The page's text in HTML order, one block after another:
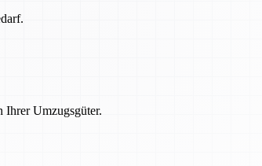
Ihrer Umzugsgüter.